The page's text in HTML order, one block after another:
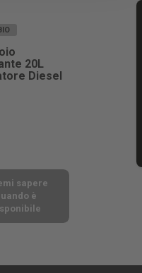
20L
Diesel
sapere
è